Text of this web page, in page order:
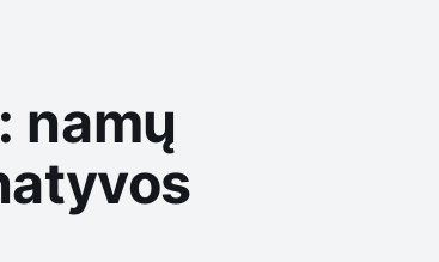
namų